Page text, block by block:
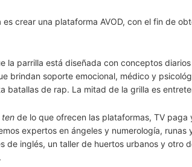
es crear una plataforma AVOD, con el fin de
la parrilla está diseñada con conceptos
brindan soporte emocional, médico y
batallas de rap. La mitad de la grilla es
ten de lo que ofrecen las plataformas, TV paga
expertos en ángeles y numerología,
de inglés, un taller de huertos urbanos y otro